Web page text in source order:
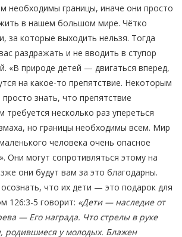
необходимы границы, иначе они просто
в нашем большом мире. Чётко
за которые выходить нельзя. Тогда
раздражать и не вводить в ступор
«В природе детей — двигаться вперед,
на какое-то препятствие. Некоторым
знать, что препятствие
требуется несколько раз упереться
но границы необходимы всем. Мир
человека очень опасное
Они могут сопротивляться этому на
они будут вам за это благодарны.
что их дети — это подарок для
126:3-5 говорит: «Дети — наследие от
— Его награда. Что стрелы в руке
родившиеся у молодых. Блажен